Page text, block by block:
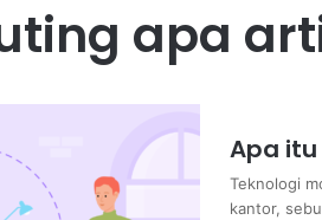
apa
Apa
Teknologi
kantor,